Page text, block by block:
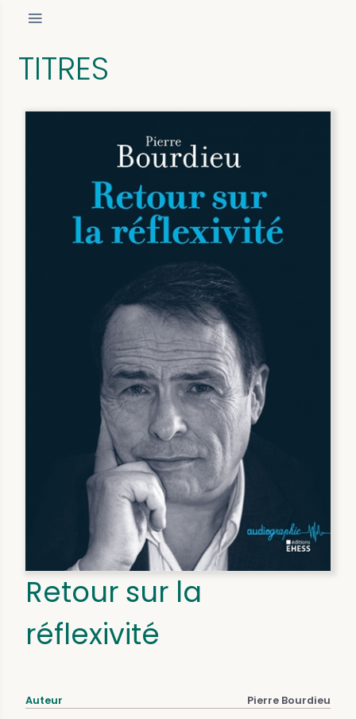
TITRES
Retour sur la
réflexivité
Auteur Pierre Bourdieu